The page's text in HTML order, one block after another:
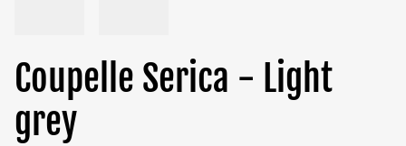
Coupelle Serica - Light
grey